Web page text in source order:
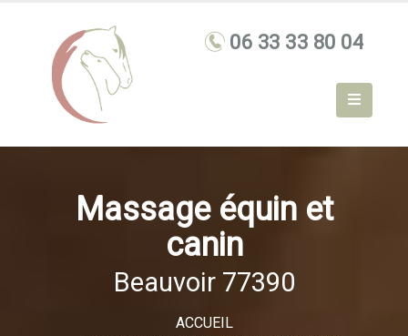
Massage équin et
canin
Beauvoir 77390
ACCUEIL